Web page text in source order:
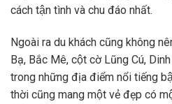
cách tận tình và chu đáo nhất.
Ngoài ra du khách cũng không
Bạ, Bắc Mê, cột cờ Lũng Cú,
trong những địa điểm nổi tiếng
thời cũng mang một vẻ đẹp có